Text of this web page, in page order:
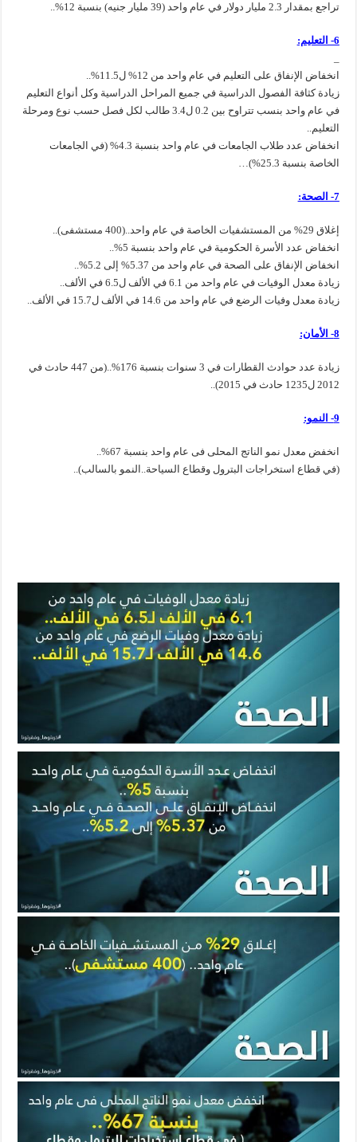
تراجع بمقدار 2.3 مليار دولار في عام واحد (39 مليار جنيه) بنسبة 12%..
6- التعليم:
انخفاض الإنفاق على التعليم في عام واحد من 12% ل11.5%..
زيادة كثافة الفصول الدراسية في جميع المراحل الدراسية وكل أنواع التعليم
في عام واحد بنسب تتراوح بين 0.2 ل3.4 طالب لكل فصل حسب نوع ومرحلة
التعليم..
انخفاض عدد طلاب الجامعات في عام واحد بنسبة 4.3% (في الجامعات
الخاصة بنسبة 25.3%)…
7- الصحة:
إغلاق 29% من المستشفيات الخاصة في عام واحد..(400 مستشفى)..
انخفاض عدد الأسرة الحكومية في عام واحد بنسبة 5%..
انخفاض الإنفاق على الصحة في عام واحد من 5.37% إلى 5.2%..
زيادة معدل الوفيات في عام واحد من 6.1 في الألف ل6.5 في الألف..
زيادة معدل وفيات الرضع في عام واحد من 14.6 في الألف ل15.7 في الألف..
8- الأمان:
زيادة عدد حوادث القطارات في 3 سنوات بنسبة 176%..(من 447 حادث في
2012 ل1235 حادث في 2015)..
9- النمو:
انخفض معدل نمو الناتج المحلى فى عام واحد بنسبة 67%..
(في قطاع استخراجات البترول وقطاع السياحة..النمو بالسالب)..